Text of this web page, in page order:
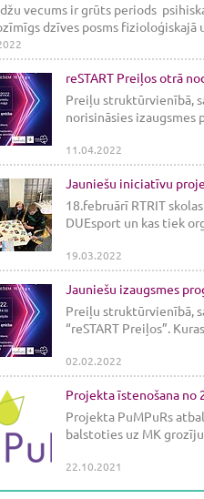
vecums ir grūts periods
dzīves posms fizioloģiskajā
reSTART Preiļos otrā
Preiļu struktūrvienībā,
norisināsies izaugsmes
11.04.2022
Jauniešu iniciatīvu
18.februārī RTRIT
DUEsport un kas tiek
19.03.2022
Jauniešu izaugsmes
Preiļu struktūrvienībā,
“reSTART Preiļos”.
02.02.2022
Projekta īstenošana no
Projekta PuMPuRs
balstoties uz MK
22.10.2021